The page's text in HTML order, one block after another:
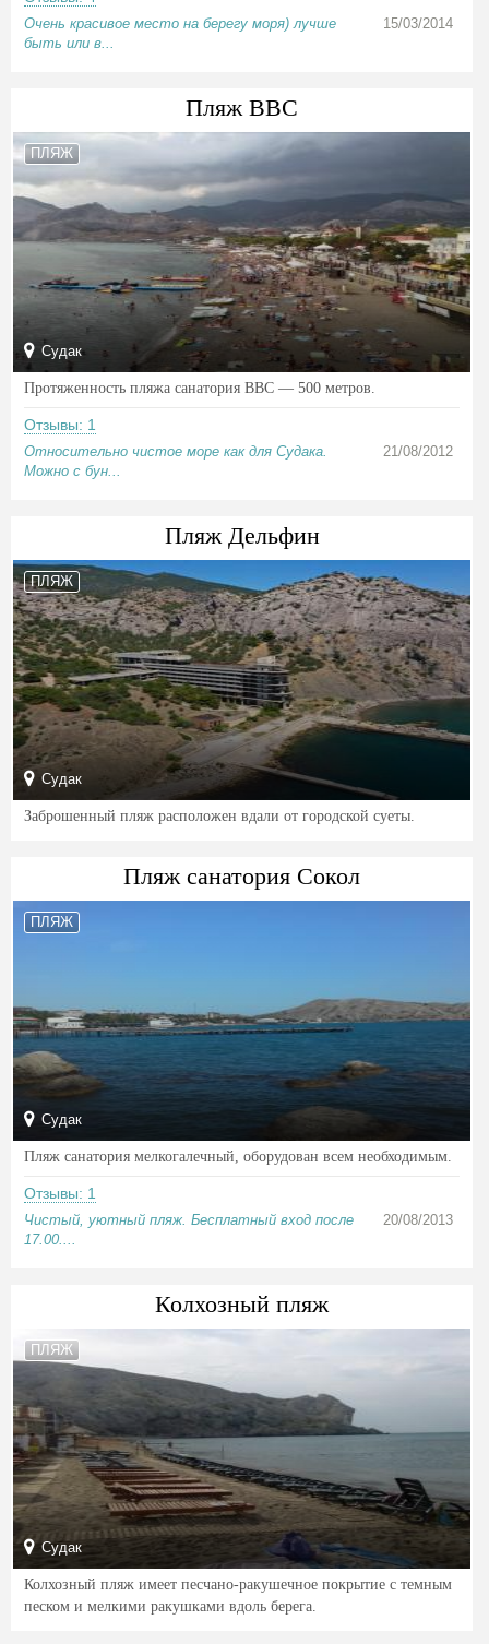
Очень красивое место на берегу моря) лучше
быть или в...
15/03/2014
Пляж ВВС
ПЛЯЖ
Судак
Протяженность пляжа санатория ВВС — 500 метров.
Отзывы: 1
Относительно чистое море как для Судака.
Можно с бун...
21/08/2012
Пляж Дельфин
ПЛЯЖ
Судак
Заброшенный пляж расположен вдали от городской суеты.
Пляж санатория Сокол
ПЛЯЖ
Судак
Пляж санатория мелкогалечный, оборудован всем необходимым.
Отзывы: 1
Чистый, уютный пляж. Бесплатный вход после
17.00....
20/08/2013
Колхозный пляж
ПЛЯЖ
Судак
Колхозный пляж имеет песчано-ракушечное покрытие с темным
песком и мелкими ракушками вдоль берега.